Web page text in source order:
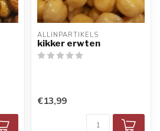
ALLINPARTIKELS
kikker erwten
€13,99